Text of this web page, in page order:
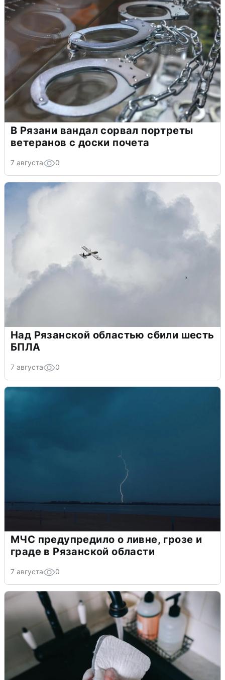
В Рязани вандал сорвал портреты
ветеранов с доски почета
7 августа 0
Над Рязанской областью сбили шесть
БПЛА
7 августа 0
МЧС предупредило о ливне, грозе и
граде в Рязанской области
7 августа 0